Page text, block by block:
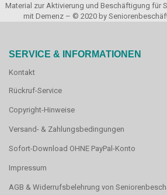
Material zur Aktivierung und Beschäftigung für
mit Demenz – © 2020 by
SERVICE & INFORMATIONEN
Kontakt
Rückruf-Service
Copyright-Hinweise
Versand- & Zahlungsbedingungen
Sofort-Download OHNE PayPal-Konto
Impressum
AGB & Widerrufsbelehrung von